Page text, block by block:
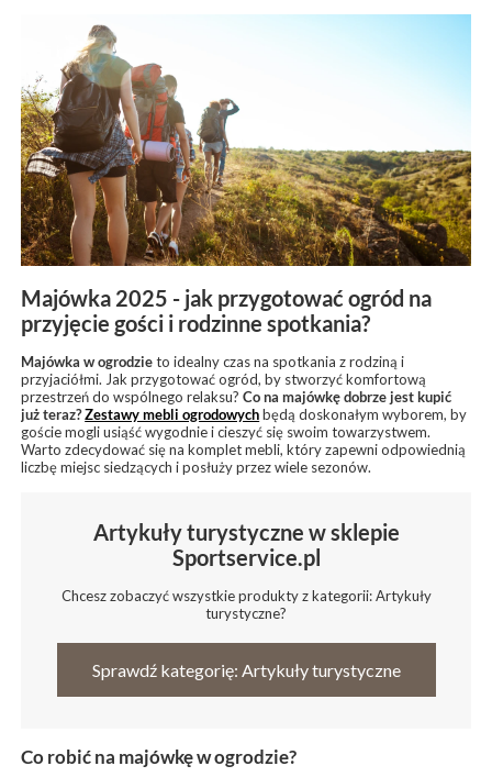
Majówka 2025 - jak przygotować ogród na
przyjęcie gości i rodzinne spotkania?
Majówka w ogrodzieto idealny czas na spotkania z rodziną i
przyjaciółmi. Jak przygotować ogród, by stworzyć komfortową
przestrzeń do wspólnego relaksu?Co na majówkędobrze jest kupić
już teraz?Zestawy mebli ogrodowychbędą doskonałym wyborem, by
goście mogli usiąść wygodnie i cieszyć się swoim towarzystwem.
Warto zdecydować się na komplet mebli, który zapewni odpowiednią
liczbę miejsc siedzących i posłuży przez wiele sezonów.
Artykuły turystyczne w sklepie
Sportservice.pl
Chcesz zobaczyć wszystkie produkty z kategorii: Artykuły
turystyczne?
Sprawdź kategorię: Artykuły turystyczne
Co robić na majówkę w ogrodzie?